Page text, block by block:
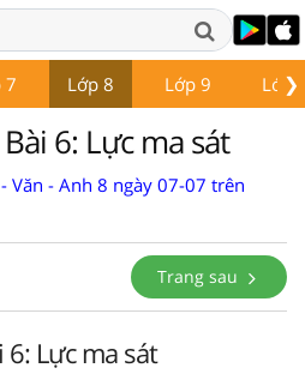
❯
7 Lớp 8 Lớp 9 Lớp
6: Lực ma sát
Văn - Anh 8 ngày 07-07 trên
Trang sau
6: Lực ma sát